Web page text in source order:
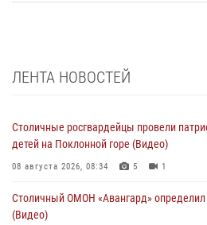
ЛЕНТА НОВОСТЕЙ
Столичные росгвардейцы провели
детей на Поклонной горе (Видео)
08 августа 2026, 08:34 5 1
Столичный ОМОН «Авангард»
(Видео)